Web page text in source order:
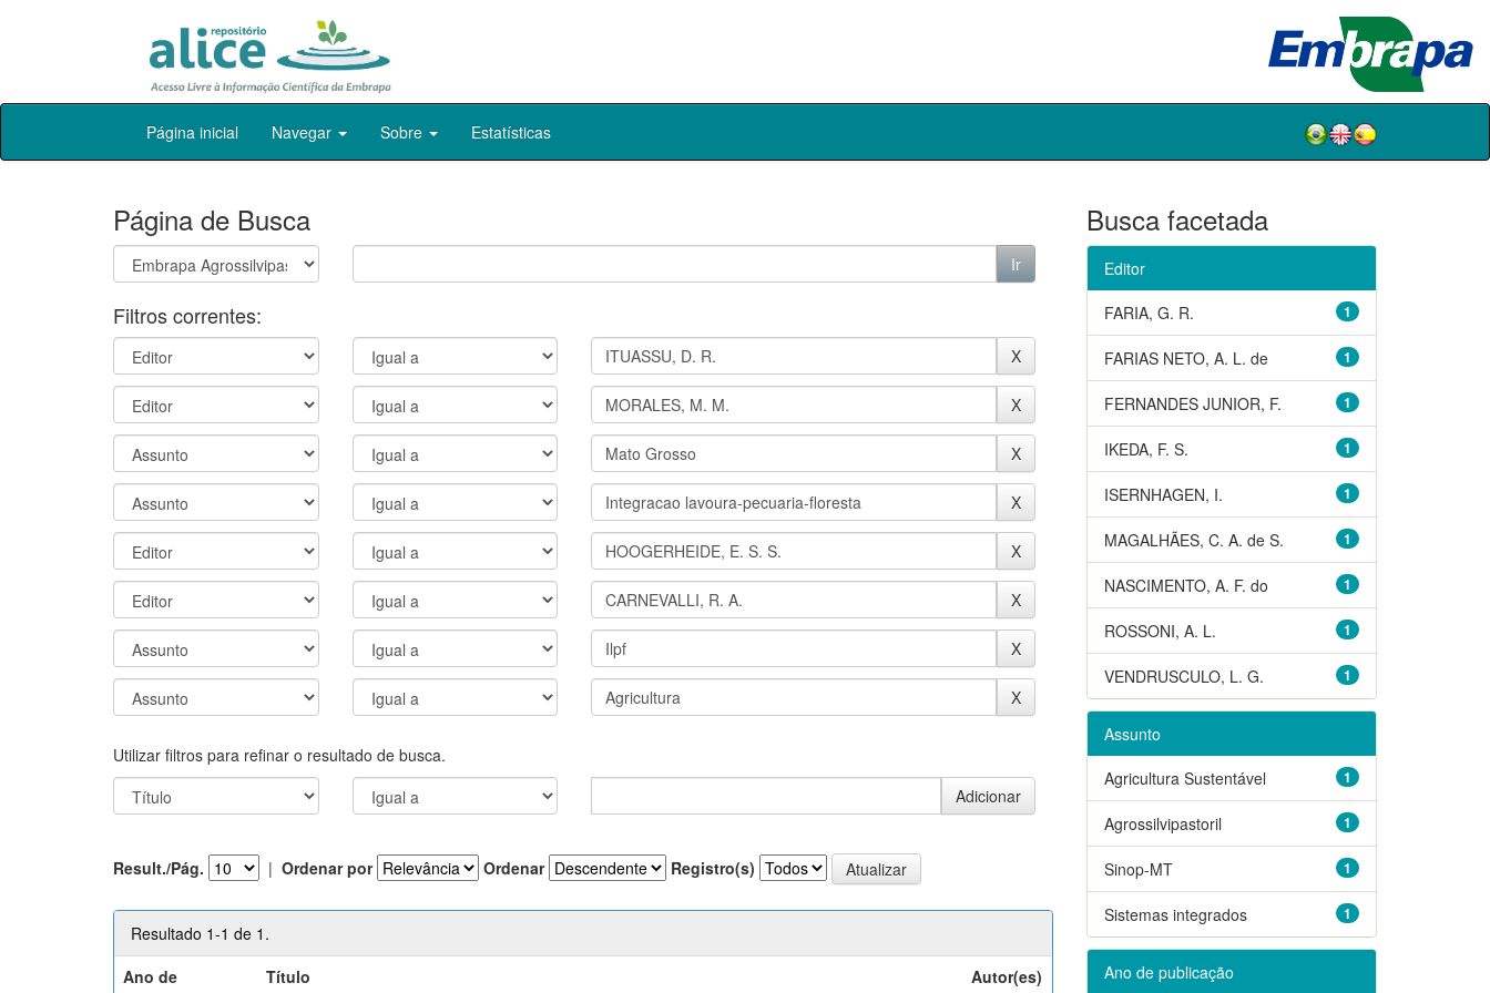
Skip
Página inicial Navegar Sobre Estatísticas
Página de Busca
Filtros correntes:
Utilizar filtros para refinar o resultado de busca.
Result./Pág. | Ordenar por Ordenar Registro(s)
Resultado 1-1 de 1.
Ano de
Título Autor(es)
Busca facetada
Editor
1
FARIA, G. R.
1
FARIAS NETO, A. L. de
1
FERNANDES JUNIOR, F.
1
IKEDA, F. S.
1
ISERNHAGEN, I.
1
MAGALHÃES, C. A. de S.
1
NASCIMENTO, A. F. do
1
ROSSONI, A. L.
1
VENDRUSCULO, L. G.
Assunto
1
Agricultura Sustentável
1
Agrossilvipastoril
1
Sinop-MT
1
Sistemas integrados
Ano de publicação